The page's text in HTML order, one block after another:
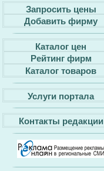
Запросить цены
Добавить фирму
Каталог цен
Рейтинг фирм
Каталог товаров
Услуги портала
Контакты редакции